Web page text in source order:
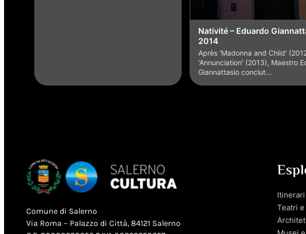
Nativité – Eduardo
2014
Après 'Madonna and Child'
'Annunciation' (2013), Maestro
Giannattasio conclut…
Comune di Salerno
Via Roma – Palazzo di Città, 84121 Salerno
Itinerari
Teatri